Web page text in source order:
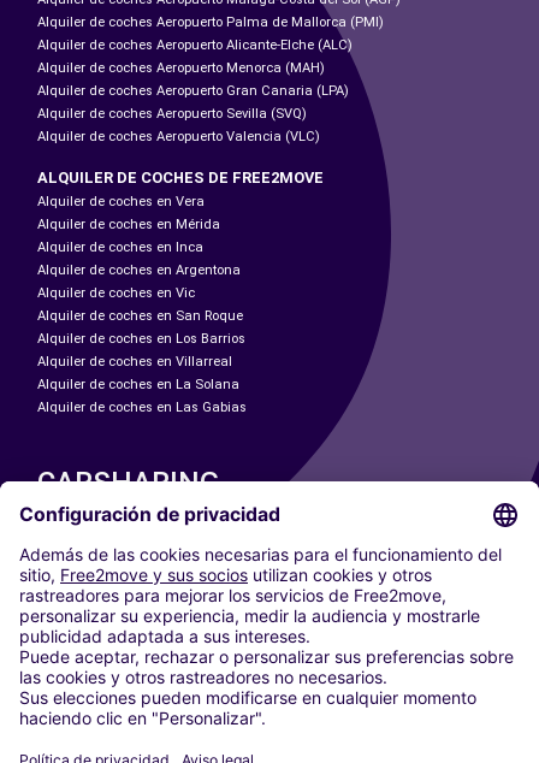
Alquiler de coches Aeropuerto Palma de Mallorca (PMI)
Alquiler de coches Aeropuerto Alicante-Elche (ALC)
Alquiler de coches Aeropuerto Menorca (MAH)
Alquiler de coches Aeropuerto Gran Canaria (LPA)
Alquiler de coches Aeropuerto Sevilla (SVQ)
Alquiler de coches Aeropuerto Valencia (VLC)
ALQUILER DE COCHES DE FREE2MOVE
Alquiler de coches en Vera
Alquiler de coches en Mérida
Alquiler de coches en Inca
Alquiler de coches en Argentona
Alquiler de coches en Vic
Alquiler de coches en San Roque
Alquiler de coches en Los Barrios
Alquiler de coches en Villarreal
Alquiler de coches en La Solana
Alquiler de coches en Las Gabias
CARSHARING
NUESTRAS CIUDADES
Paris
Madrid
Washington DC
Milán
Roma
Turín
Viena
Berlín
Düsseldorf